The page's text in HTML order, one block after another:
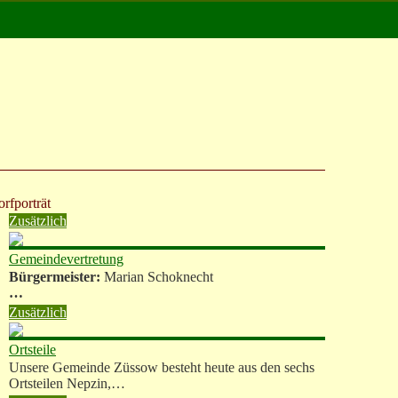
Zusätzlich
Gemeindevertretung
Bürgermeister: Marian Schoknecht
…
Zusätzlich
Ortsteile
Unsere Gemeinde Züssow besteht heute aus den sechs
Ortsteilen Nepzin,…